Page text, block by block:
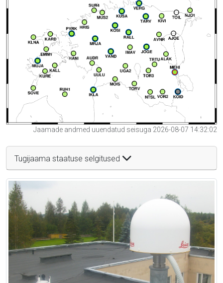
Jaamade andmed uuendatud seisuga 2026-08-07 14:32:02
Tugijaama staatuse selgitused